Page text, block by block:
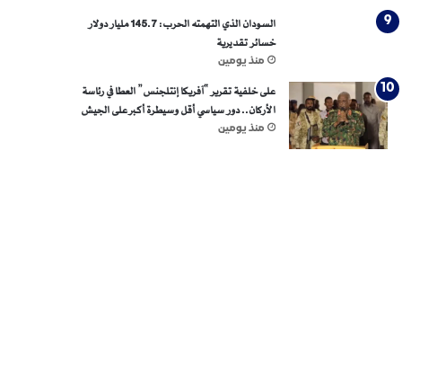
السودان الذي التهمته الحرب: 145.7 مليار دولار
خسائر تقديرية
منذ يومين
على خلفية تقرير “آفريكا إنتلجنس” العطا في رئاسة
الأركان.. دور سياسي أقل وسيطرة أكبر على الجيش
منذ يومين